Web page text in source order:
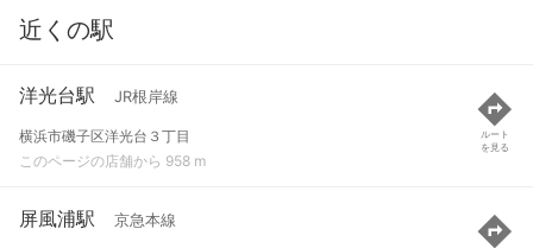
近くの駅
洋光台駅 JR根岸線
横浜市磯子区洋光台３丁目
このページの店舗から 958 m
ルート
を見る
屏風浦駅 京急本線